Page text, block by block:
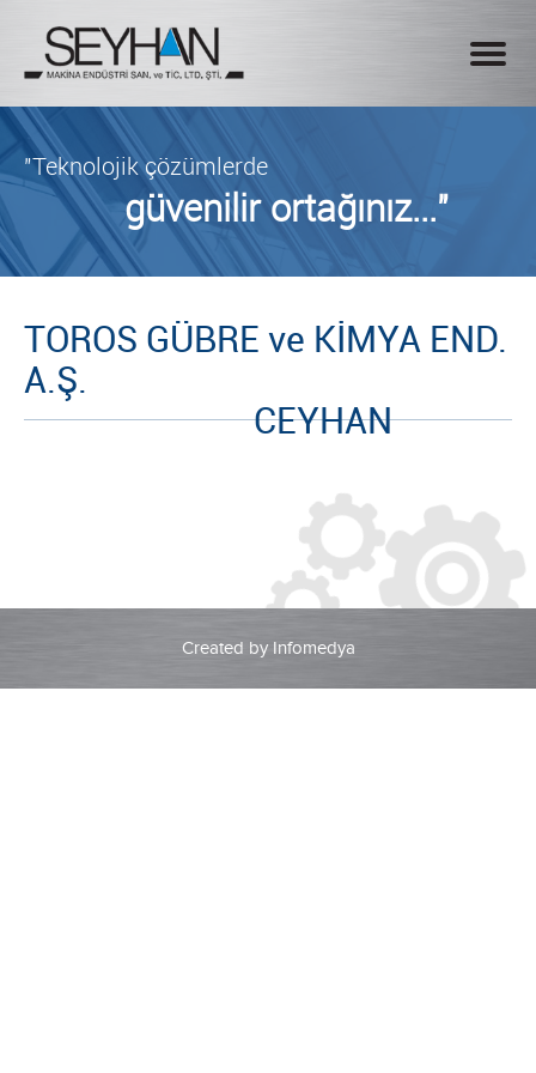
"Teknolojik çözümlerde
güvenilir ortağınız..."
TOROS GÜBRE ve KİMYA END.
A.Ş.
CEYHAN
Created by Infomedya